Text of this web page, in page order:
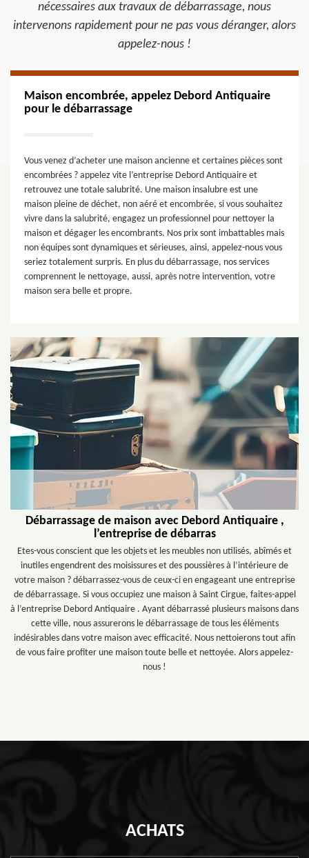
nécessaires aux travaux de débarrassage, nous
intervenons rapidement pour ne pas vous déranger, alors
appelez-nous !
Maison encombrée, appelez Debord Antiquaire
pour le débarrassage
Vous venez d’acheter une maison ancienne et certaines pièces sont
encombrées ? appelez vite l’entreprise Debord Antiquaire et
retrouvez une totale salubrité. Une maison insalubre est une
maison pleine de déchet, non aéré et encombrée, si vous souhaitez
vivre dans la salubrité, engagez un professionnel pour nettoyer la
maison et dégager les encombrants. Nos prix sont imbattables mais
non équipes sont dynamiques et sérieuses, ainsi, appelez-nous vous
seriez totalement surpris. En plus du débarrassage, nos services
comprennent le nettoyage, aussi, après notre intervention, votre
maison sera belle et propre.
Débarrassage de maison avec Debord Antiquaire ,
l’entreprise de débarras
Etes-vous conscient que les objets et les meubles non utilisés, abîmés et
inutiles engendrent des moisissures et des poussières à l’intérieure de
votre maison ? débarrassez-vous de ceux-ci en engageant une entreprise
de débarrassage. Si vous occupiez une maison à Saint Cirgue, faites-appel
à l’entreprise Debord Antiquaire . Ayant débarrassé plusieurs maisons dans
cette ville, nous assurerons le débarrassage de tous les éléments
indésirables dans votre maison avec efficacité. Nous nettoierons tout afin
de vous faire profiter une maison toute belle et nettoyée. Alors appelez-
nous !
ACHATS